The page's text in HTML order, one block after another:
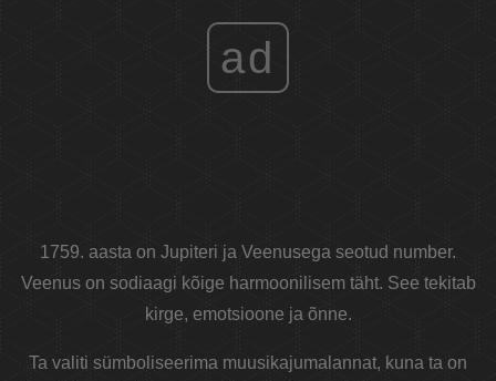
ad
1759. aasta on Jupiteri ja Veenusega seotud number.
Veenus on sodiaagi kõige harmoonilisem täht. See tekitab
kirge, emotsioone ja õnne.
Ta valiti sümboliseerima muusikajumalannat, kuna ta on